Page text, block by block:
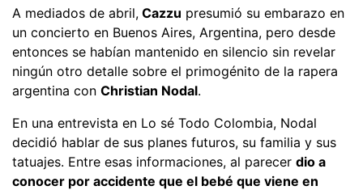
A mediados de abril, Cazzu presumió su embarazo en
un concierto en Buenos Aires, Argentina, pero desde
entonces se habían mantenido en silencio sin revelar
ningún otro detalle sobre el primogénito de la rapera
argentina con Christian Nodal.
En una entrevista en Lo sé Todo Colombia, Nodal
decidió hablar de sus planes futuros, su familia y sus
tatuajes. Entre esas informaciones, al parecer dio a
conocer por accidente que el bebé que viene en